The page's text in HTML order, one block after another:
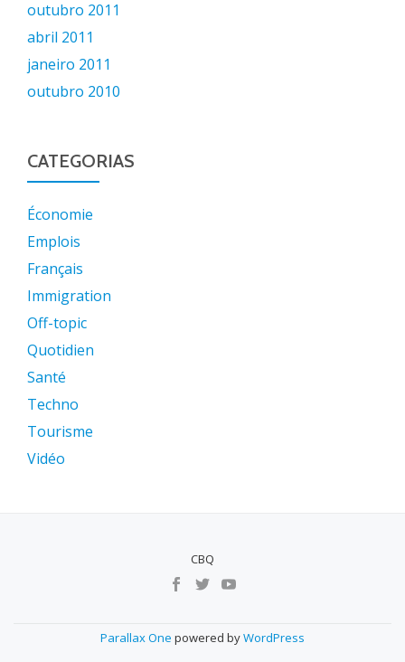
outubro 2011
abril 2011
janeiro 2011
outubro 2010
CATEGORIAS
Économie
Emplois
Français
Immigration
Off-topic
Quotidien
Santé
Techno
Tourisme
Vidéo
CBQ
Parallax One powered byWordPress